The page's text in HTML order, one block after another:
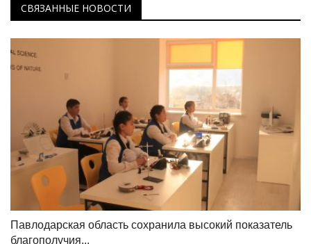
СВЯЗАННЫЕ НОВОСТИ
Павлодарская область сохранила высокий показатель
благополучия...